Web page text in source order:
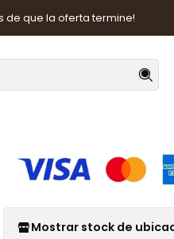
de que la oferta termine!
Lentes de Sol Lentes de
Lentes de Sol
Mostrar stock de